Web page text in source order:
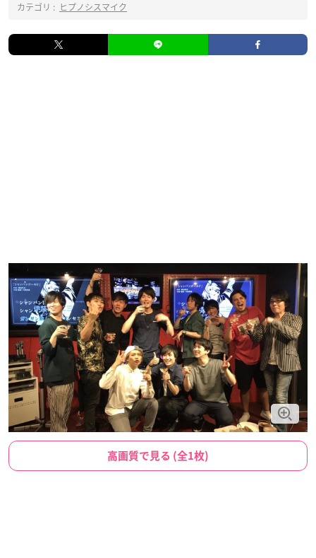
カテゴリ : ヒプノシスマイク
高画質で見る (全1枚)